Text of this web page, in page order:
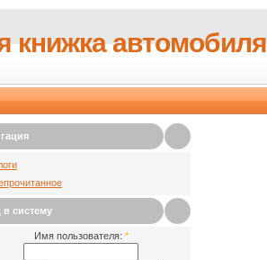
книжка автомобиля
в систему
Имя пользователя: *